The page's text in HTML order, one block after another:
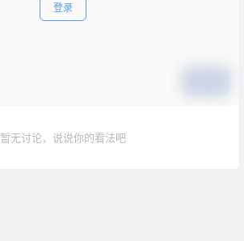
登录
暂无讨论，说说你的看法吧